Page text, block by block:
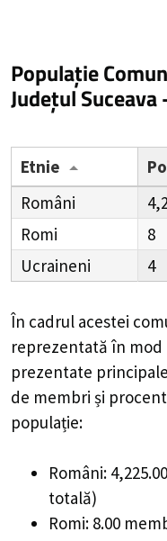
Populație
Județul Suceava
Etnie
Români
Romi
8
Ucraineni
4
În cadrul acestei
reprezentată în mod
prezentate
de membri și
populație:
Români:
totală)
Romi: 8.00